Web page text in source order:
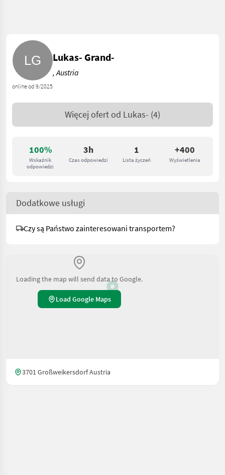
100%
Wskaźnik
odpowiedzi
3h
Czas odpowiedzi
1
Lista życzeń
+400
Wyświetlenia
online od 9/2025
Lukas- Grand-
, Austria
Więcej ofert od Lukas- (4)
Dodatkowe usługi
Czy są Państwo zainteresowani transportem?
Loading the map will send data to Google.
Load Google Maps
3701 Großweikersdorf Austria